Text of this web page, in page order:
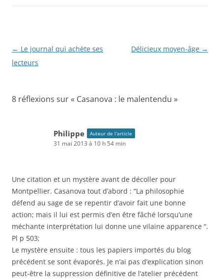
Navigation
des
← Le journal qui achète ses
lecteurs
Délicieux moyen-âge →
8 réflexions sur « Casanova : le malentendu »
Philippe Auteur de l’article
31 mai 2013 à 10 h 54 min
Une citation et un mystère avant de décoller pour
Montpellier. Casanova tout d’abord : “La philosophie
défend au sage de se repentir d’avoir fait une bonne
action; mais il lui est permis d’en être fâché lorsqu’une
méchante interprétation lui donne une vilaine apparence “.
Pl p 503;
Le mystère ensuite : tous les papiers importés du blog
précédent se sont évaporés. Je n’ai pas d’explication sinon
peut-être la suppression définitive de l’atelier précédent